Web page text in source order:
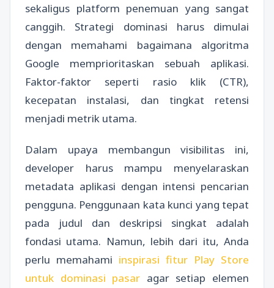
sekaligus platform penemuan yang sangat
canggih. Strategi dominasi harus dimulai
dengan memahami bagaimana algoritma
Google memprioritaskan sebuah aplikasi.
Faktor-faktor seperti rasio klik (CTR),
kecepatan instalasi, dan tingkat retensi
menjadi metrik utama.
Dalam upaya membangun visibilitas ini,
developer harus mampu menyelaraskan
metadata aplikasi dengan intensi pencarian
pengguna. Penggunaan kata kunci yang tepat
pada judul dan deskripsi singkat adalah
fondasi utama. Namun, lebih dari itu, Anda
perlu memahami inspirasi fitur Play Store
untuk dominasi pasar agar setiap elemen